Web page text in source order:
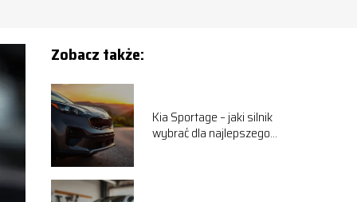
Zobacz także:
Kia Sportage – jaki silnik
wybrać dla najlepszego